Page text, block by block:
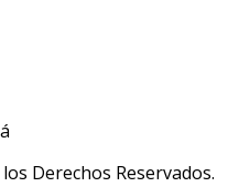
Derechos Reservados.